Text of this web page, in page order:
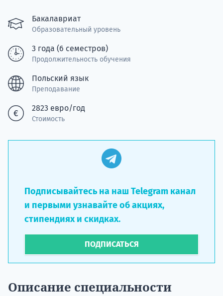
Бакалавриат
Образовательный уровень
3 года (6 семестров)
Продолжительность обучения
Польский язык
Преподавание
2823 евро/год
Стоимость
Подписывайтесь на наш Telegram канал
и первыми узнавайте об акциях,
стипендиях и скидках.
ПОДПИСАТЬСЯ
Описание специальности